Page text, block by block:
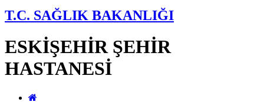
T.C. SAĞLIK BAKANLIĞI
ESKİŞEHİR ŞEHİR
HASTANESİ